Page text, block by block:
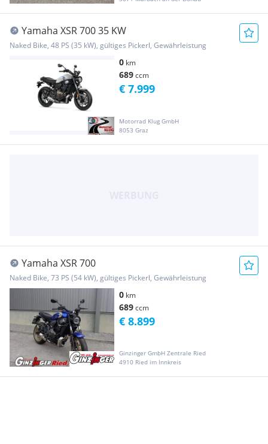
Yamaha XSR 700 35 KW
Naked Bike, 48 PS (35 kW), gültiges Pickerl, Gewährleistung
0 km
689ccm
Motorrad Klug GmbH
8053 Graz
€ 7.999
Yamaha XSR 700
Naked Bike, 73 PS (54 kW), gültiges Pickerl, Gewährleistung
0 km
689ccm
Ginzinger GmbH Zentrale Ried
4910 Ried im Innkreis
€ 8.899